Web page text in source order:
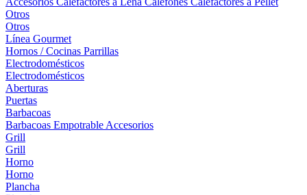
Otros
Otros
Línea Gourmet
Hornos / Cocinas Parrillas
Electrodomésticos
Electrodomésticos
Aberturas
Puertas
Barbacoas
Barbacoas Empotrable Accesorios
Grill
Grill
Horno
Horno
Plancha